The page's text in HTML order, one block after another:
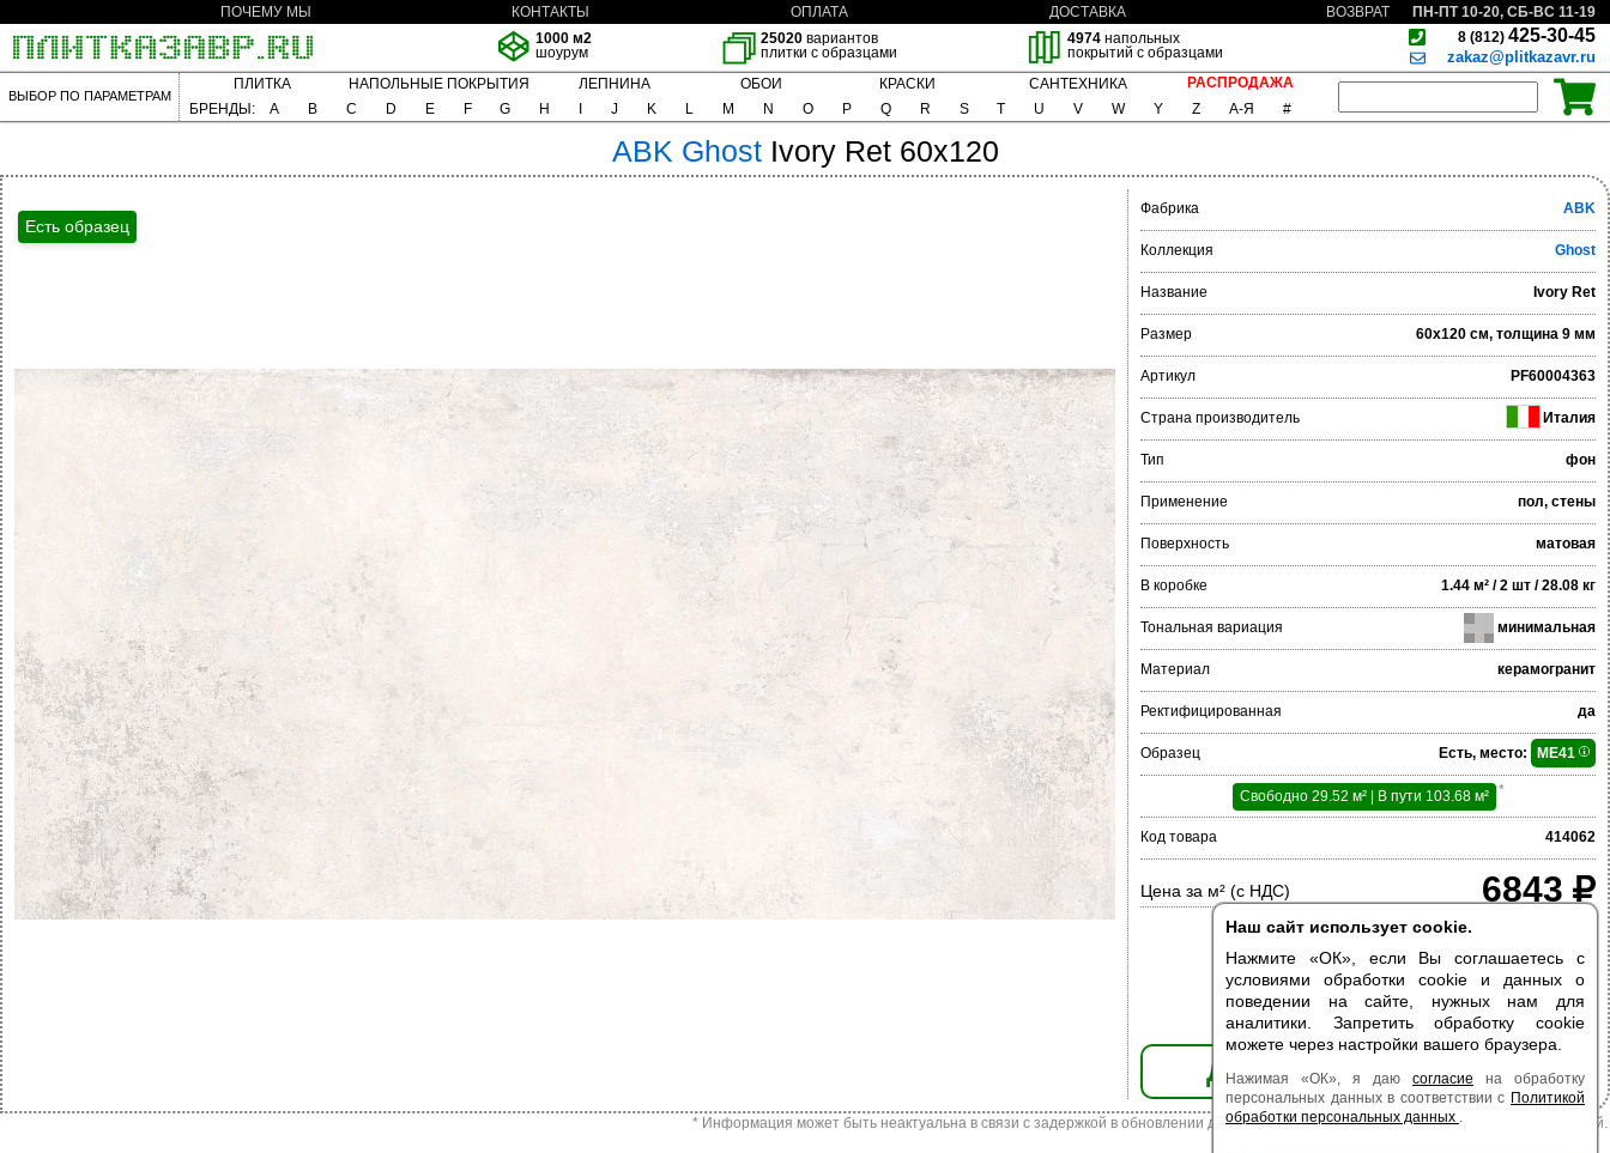
Наш сайт использует cookie.
Нажмите «ОК», если Вы соглашаетесь с
условиями обработки cookie и данных о
поведении на сайте, нужных нам для
аналитики. Запретить обработку cookie
можете через настройки вашего браузера.
Нажимая «ОК», я даю согласие на обработку
персональных данных в соответствии с Политикой
обработки персональных данных .
ПОЧЕМУ МЫ КОНТАКТЫ ОПЛАТА ДОСТАВКА ВОЗВРАТ
ПН-ПТ 10-20, СБ-ВС 11-19
1000 м2
шоурум
25020 вариантов
плитки с образцами
4974напольных
покрытий с образцами
8 (812) 425-30-45
zakaz@plitkazavr.ru
ВЫБОР ПО ПАРАМЕТРАМ
ПЛИТКА НАПОЛЬНЫЕ ПОКРЫТИЯ ЛЕПНИНА ОБОИ КРАСКИ САНТЕХНИКА
РАСПРОДАЖА
БРЕНДЫ:
A B C D E F G H J K L M N O P Q R S T U V W Y Z А-Я #
ABK Ghost Ivory Ret 60x120
Есть образец
Фабрика ABK
Коллекция Ghost
Название Ivory Ret
Размер 60x120 см, толщина 9 мм
Артикул PF60004363
Страна производитель Италия
Тип фон
Применение пол, стены
Поверхность матовая
В коробке 1.44 м² / 2 шт / 28.08 кг
Тональная вариация минимальная
Материал керамогранит
Ректифицированная да
Образец Есть, место: ME41
Свободно 29.52 м² | В пути 103.68 м² *
Код товара 414062
Цена за м² (с НДС) 6843
ДОБАВИТЬ В КОРЗИНУ
* Информация может быть неактуальна в связи с задержкой в обновлении данных. Цена из наличия может отличаться от указанной.